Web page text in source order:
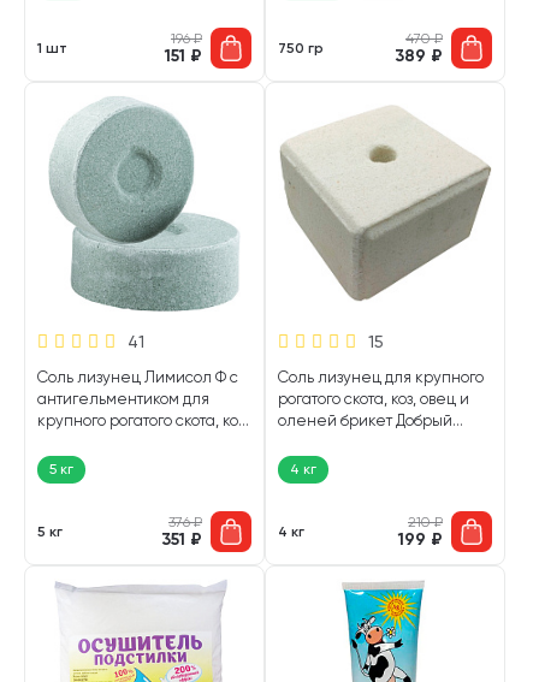
1 шт
196₽
151 ₽ 750 гр
470₽
389 ₽
41
Соль лизунец Лимисол Ф с
антигельментиком для
крупного рогатого скота, коз,
Добрый Селянин (5 кг)
5 кг
5 кг
376₽
351 ₽
15
Соль лизунец для крупного
рогатого скота, коз, овец и
оленей брикет Добрый
4 кг
4 кг
210₽
199 ₽